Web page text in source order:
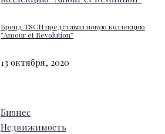
Бренд TSCH представил новую коллекцию
“Amour et Revolution”
13 октября, 2020
Бизнес
Недвижимость